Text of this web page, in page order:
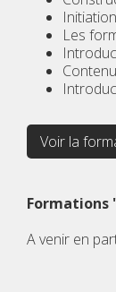
Les
Voir la
A venir en